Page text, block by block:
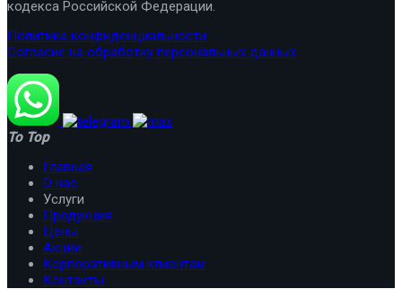
кодекса Российской Федерации.
Политика конфиденциальности
Согласие на обработку персональных данных
To Top
Главная
О нас
Услуги
Продукция
Цены
Акции
Корпоративным клиентам
Контакты